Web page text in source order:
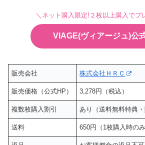
＼ネット購入限定!２枚以上購入でプ
VIAGE(ヴィアージュ)公
販売会社 株式会社ＨＲＣ
販売価格（公式HP） 3,278円（税込）
複数枚購入割引 あり（送料無料特典・
送料 650円（1枚購入時のみ